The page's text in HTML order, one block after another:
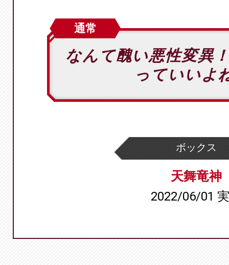
通常
なんて醜い悪性変異
っていいよ
ボックス
天舞竜神
2022/06/01